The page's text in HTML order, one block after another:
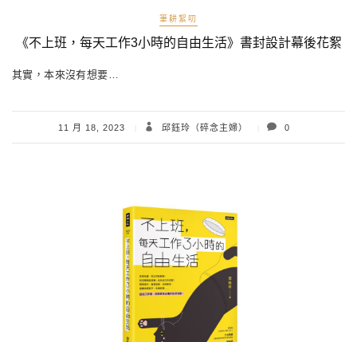
筆耕絮叨
《不上班，每天工作3小時的自由生活》書封設計幕後花絮
​其實，本來沒有想要…
11 月 18, 2023 邱鈺玲（碎念主婦） 0